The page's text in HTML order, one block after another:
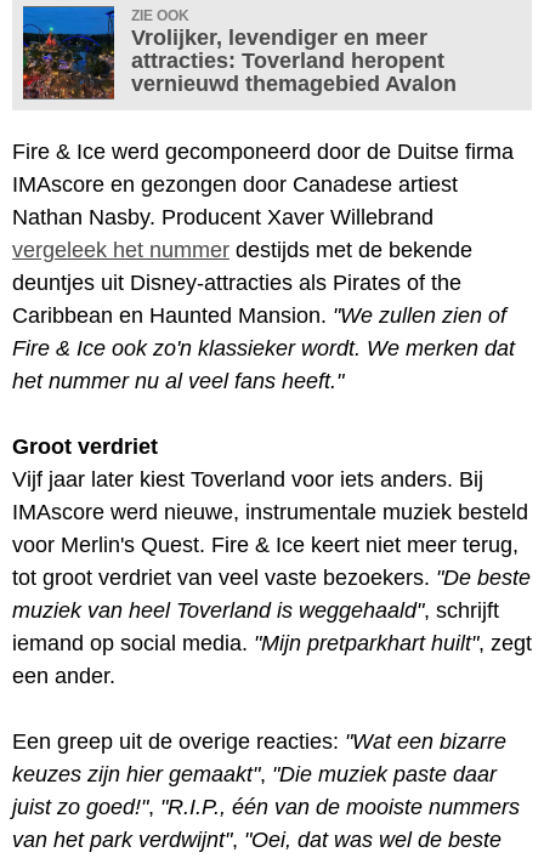
ZIE OOK
Vrolijker, levendiger en meer
attracties: Toverland heropent
vernieuwd themagebied Avalon
Fire & Ice werd gecomponeerd door de Duitse firma
IMAscore en gezongen door Canadese artiest
Nathan Nasby. Producent Xaver Willebrand
vergeleek het nummer destijds met de bekende
deuntjes uit Disney-attracties als Pirates of the
Caribbean en Haunted Mansion. "We zullen zien of
Fire & Ice ook zo'n klassieker wordt. We merken dat
het nummer nu al veel fans heeft."
Groot verdriet
Vijf jaar later kiest Toverland voor iets anders. Bij
IMAscore werd nieuwe, instrumentale muziek besteld
voor Merlin's Quest. Fire & Ice keert niet meer terug,
tot groot verdriet van veel vaste bezoekers. "De beste
muziek van heel Toverland is weggehaald", schrijft
iemand op social media. "Mijn pretparkhart huilt", zegt
een ander.
Een greep uit de overige reacties: "Wat een bizarre
keuzes zijn hier gemaakt", "Die muziek paste daar
juist zo goed!", "R.I.P., één van de mooiste nummers
van het park verdwijnt", "Oei, dat was wel de beste